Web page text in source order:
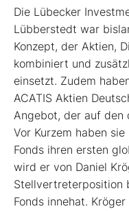
Folgen Sie uns
Kontakt
Die Lübecker
Lübberstedt war
Konzept, der Aktien,
kombiniert und
einsetzt. Zudem
ACATIS Aktien
Angebot, der auf den
Vor Kurzem haben
Fonds ihren ersten
wird er von Daniel
Stellvertreterposition
Fonds innehat.